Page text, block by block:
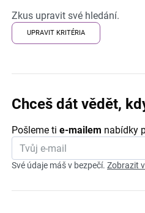
Zkus upravit své hledání.
UPRAVIT KRITÉRIA
Chceš dát vědět,
Pošleme ti e-mailem nabídky
Své údaje máš v bezpečí. Zobrazit